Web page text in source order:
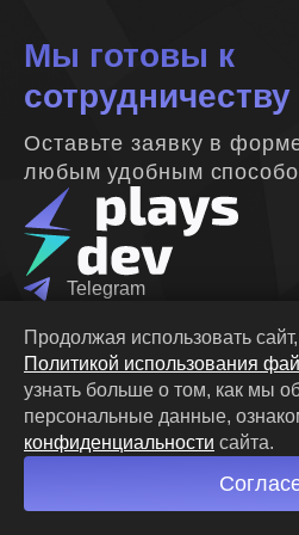
Мы готовы к
сотрудничеству
Оставьте заявку в
любым удобным
Telegram
info@playsdev.com
linkedin.com
Республика Беларусь, 220116,
19Бофис 6-19
Политика конфиденциальности
Продолжая использовать
Политикой использования
узнать больше о том, как мы
персональные данные,
конфиденциальности сайта.